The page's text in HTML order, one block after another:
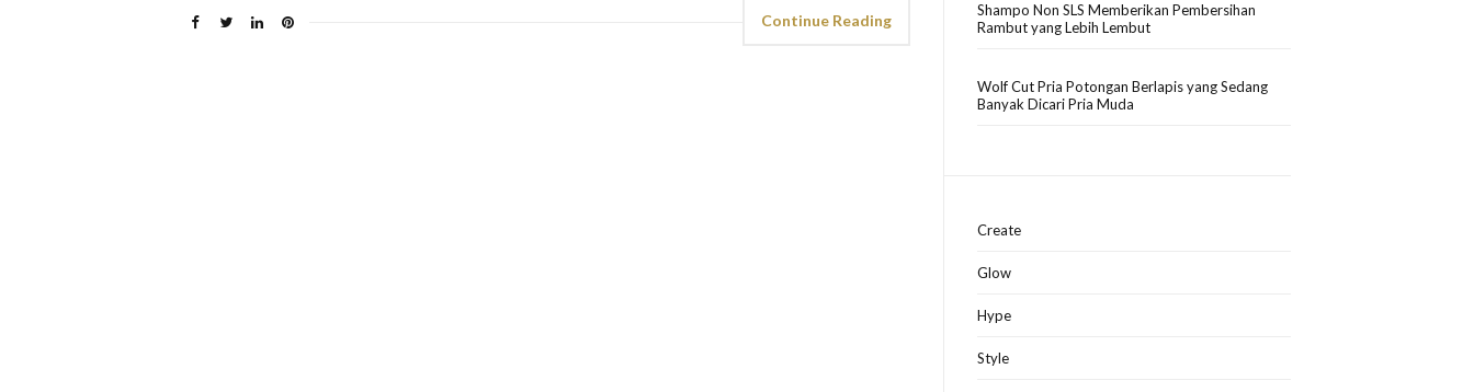
Continue Reading
Shampo Non SLS Memberikan Pembersihan
Rambut yang Lebih Lembut
Wolf Cut Pria Potongan Berlapis yang Sedang
Banyak Dicari Pria Muda
Create
Glow
Hype
Style